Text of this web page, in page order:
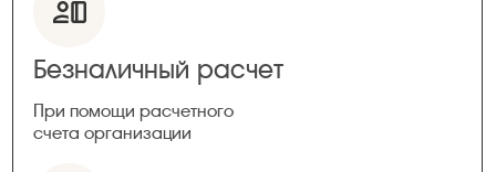
Безналичный расчет
При помощи расчетного
счета организации